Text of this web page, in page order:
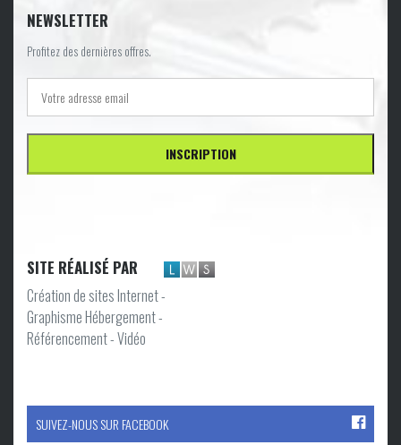
NEWSLETTER
Profitez des dernières offres.
SITE RÉALISÉ PAR
Création de sites Internet -
Graphisme Hébergement -
Référencement - Vidéo
SUIVEZ-NOUS SUR FACEBOOK